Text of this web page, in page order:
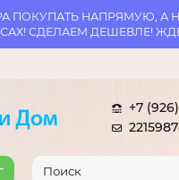
ПОКУПАТЬ НАПРЯМУЮ, А
СДЕЛАЕМ ДЕШЕВЛЕ!
+7